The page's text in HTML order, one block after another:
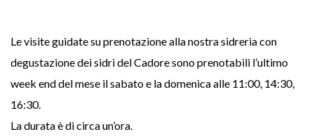
Le visite guidate su prenotazione alla nostra sidreria con
degustazione dei sidri del Cadore sono prenotabili l’ultimo
week end del mese il sabato e la domenica alle 11:00, 14:30,
16:30.
La durata è di circa un’ora.